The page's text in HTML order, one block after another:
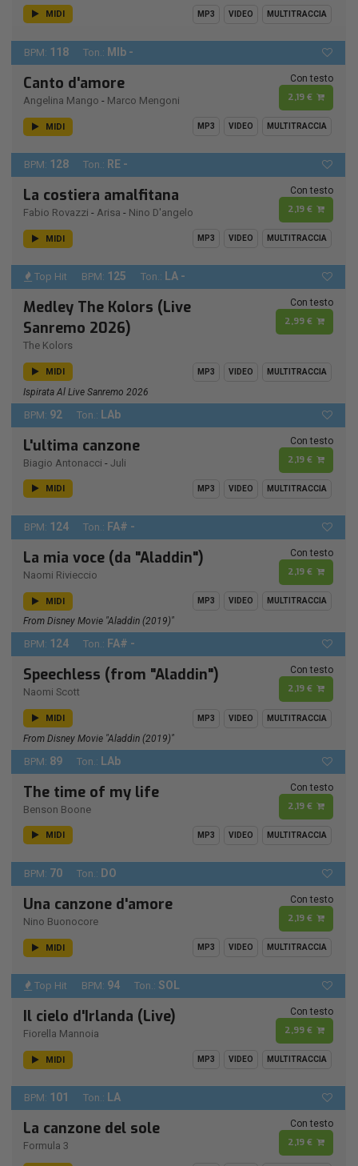
MIDI MP3 VIDEO MULTITRACCIA
BPM: 118 Ton.: MIb -
Canto d'amore
Angelina Mango - Marco Mengoni
Con testo
2,19 €
MIDI MP3 VIDEO MULTITRACCIA
BPM: 128 Ton.: RE -
La costiera amalfitana
Fabio Rovazzi - Arisa - Nino D'angelo
Con testo
2,19 €
MIDI MP3 VIDEO MULTITRACCIA
Top Hit BPM: 125 Ton.: LA -
Medley The Kolors (Live
Sanremo 2026)
The Kolors
Con testo
2,99 €
MIDI MP3 VIDEO MULTITRACCIA
Ispirata Al Live Sanremo 2026
BPM: 92 Ton.: LAb
L'ultima canzone
Biagio Antonacci - Juli
Con testo
2,19 €
MIDI MP3 VIDEO MULTITRACCIA
BPM: 124 Ton.: FA# -
La mia voce (da "Aladdin")
Naomi Rivieccio
Con testo
2,19 €
MIDI MP3 VIDEO MULTITRACCIA
From Disney Movie "Aladdin (2019)"
BPM: 124 Ton.: FA# -
Speechless (from "Aladdin")
Naomi Scott
Con testo
2,19 €
MIDI MP3 VIDEO MULTITRACCIA
From Disney Movie "Aladdin (2019)"
BPM: 89 Ton.: LAb
The time of my life
Benson Boone
Con testo
2,19 €
MIDI MP3 VIDEO MULTITRACCIA
BPM: 70 Ton.: DO
Una canzone d'amore
Nino Buonocore
Con testo
2,19 €
MIDI MP3 VIDEO MULTITRACCIA
Top Hit BPM: 94 Ton.: SOL
Il cielo d'Irlanda (Live)
Fiorella Mannoia
Con testo
2,99 €
MIDI MP3 VIDEO MULTITRACCIA
BPM: 101 Ton.: LA
La canzone del sole
Formula 3
Con testo
2,19 €